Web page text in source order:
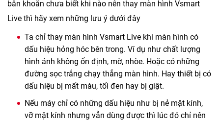
băn khoăn chưa biết khi nào nên thay màn hình Vsmart
Live thì hãy xem những lưu ý dưới đây
Ta chỉ thay màn hình Vsmart Live khi màn hình có
dấu hiệu hỏng hóc bên trong. Ví dụ như chất lượng
hình ảnh không ổn định, mờ, nhòe. Hoặc có những
đường sọc trắng chạy thẳng màn hình. Hay thiết bị có
dấu hiệu bị mất màu, tối đen hay bị giật.
Nếu máy chỉ có những dấu hiệu như bị nẻ mặt kính,
vỡ mặt kính nhưng vẫn dùng được thì lúc đó chỉ nên